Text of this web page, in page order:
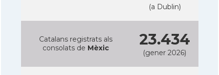
(a Dublin)
Catalans registrats als
consolats de Mèxic 23.434
(gener 2026)